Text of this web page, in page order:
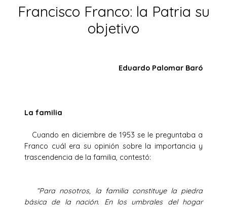
Francisco Franco: la Patria su
objetivo
Eduardo Palomar Baró
La familia
Cuando en diciembre de 1953 se le preguntaba a
Franco cuál era su opinión sobre la importancia y
trascendencia de la familia, contestó:
“Para nosotros, la familia constituye la piedra
básica de la nación. En los umbrales del hogar